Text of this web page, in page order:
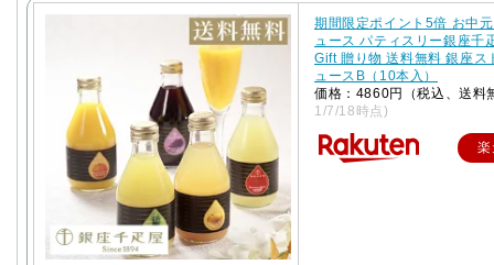
期間限定ポイント5倍 お中
ュース パティスリー銀座千
Gift 贈り物 送料無料 銀座ス
ュースB（10本入）
価格：4860円（税込、送料
1/7/18時点)